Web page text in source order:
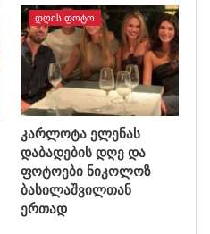
ᲓᲦᲘᲡ ᲤᲝᲢᲝ
კარლოტა ელენას
დაბადების დღე და
ფოტოები ნიკოლოზ
ბასილაშვილთან
ერთად